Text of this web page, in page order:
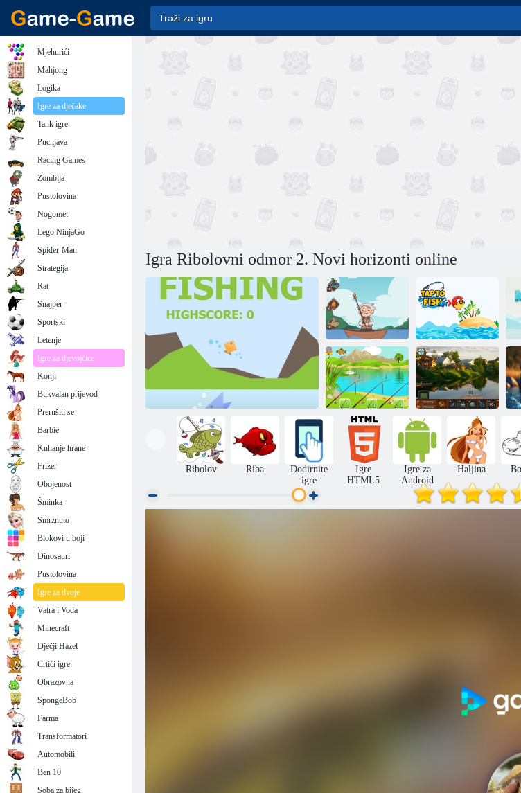
Igra Ribolovni odmor 2. Novi horizonti online
Duboko
ribolovno
Kliknite na ribu
Ribolov za tri
ribolovne šipke
Ribolov na
ruskom
Ribolov Riba
Dodirnite
igre
Igre
HTML5
Igre za
Android
Haljina
Mjehurići
Mahjong
Logika
Igre za dječake
Tank igre
Pucnjava
Racing Games
Zombija
Pustolovina
Nogomet
Lego NinjaGo
Spider-Man
Strategija
Rat
Snajper
Sportski
Letenje
Igre za djevojčice
Konji
Bukvalan prijevod
Prerušiti se
Barbie
Kuhanje hrane
Frizer
Obojenost
Šminka
Smrznuto
Blokovi u boji
Dinosauri
Pustolovina
Igre za dvoje
Vatra i Voda
Minecraft
Dječji Hazel
Crtići igre
Obrazovna
SpongeBob
Farma
Transformatori
Automobili
Ben 10
Soba za bijeg